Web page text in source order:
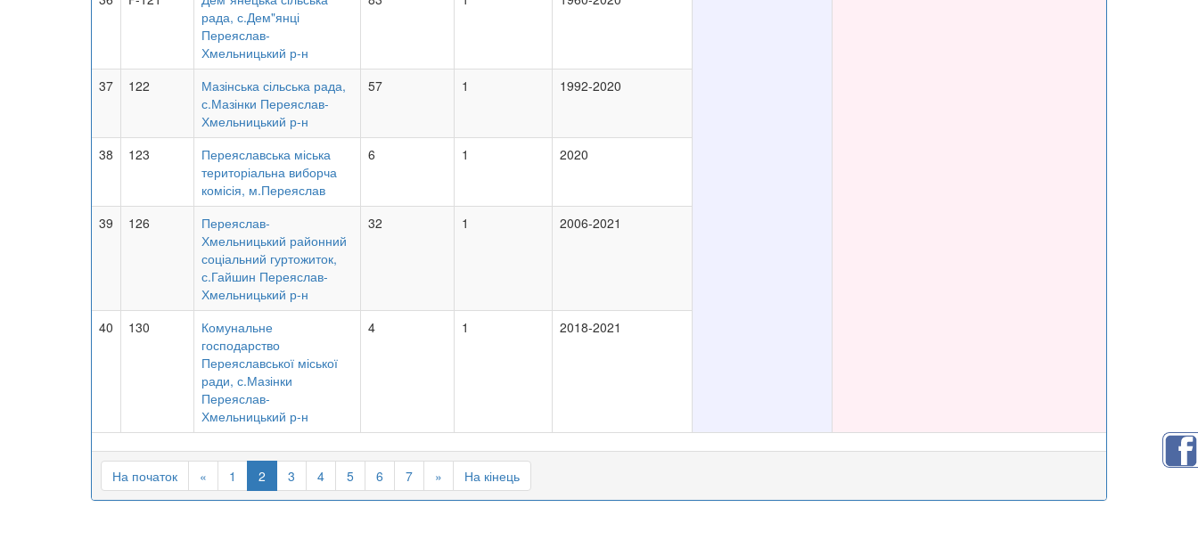
рада, с.Дем"янці
Переяслав-
Хмельницький р-н
37 122
Мазінська сільська рада,
с.Мазінки Переяслав-
Хмельницький р-н
57 1 1992-2020
38 123
Переяславська міська
територіальна виборча
комісія, м.Переяслав
6 1 2020
39 126
Переяслав-
Хмельницький районний
соціальний гуртожиток,
с.Гайшин Переяслав-
Хмельницький р-н
32 1 2006-2021
40 130
Комунальне
господарство
Переяславської міської
ради, с.Мазінки
Переяслав-
Хмельницький р-н
4 1 2018-2021
На початок « 1 2 3 4 5 6 7 » На кінець